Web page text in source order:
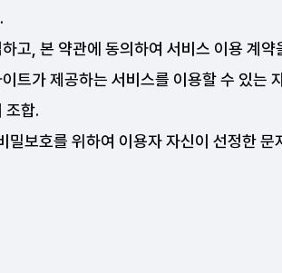
고, 본 약관에 동의하여 서비스 이용 계약
트가 제공하는 서비스를 이용할 수 있는
조합.
보호를 위하여 이용자 자신이 선정한 문